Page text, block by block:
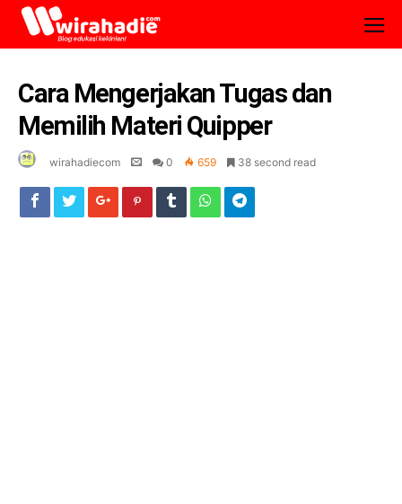
Cara Mengerjakan Tugas dan
Memilih Materi Quipper
wirahadiecom 0 659 38 second read